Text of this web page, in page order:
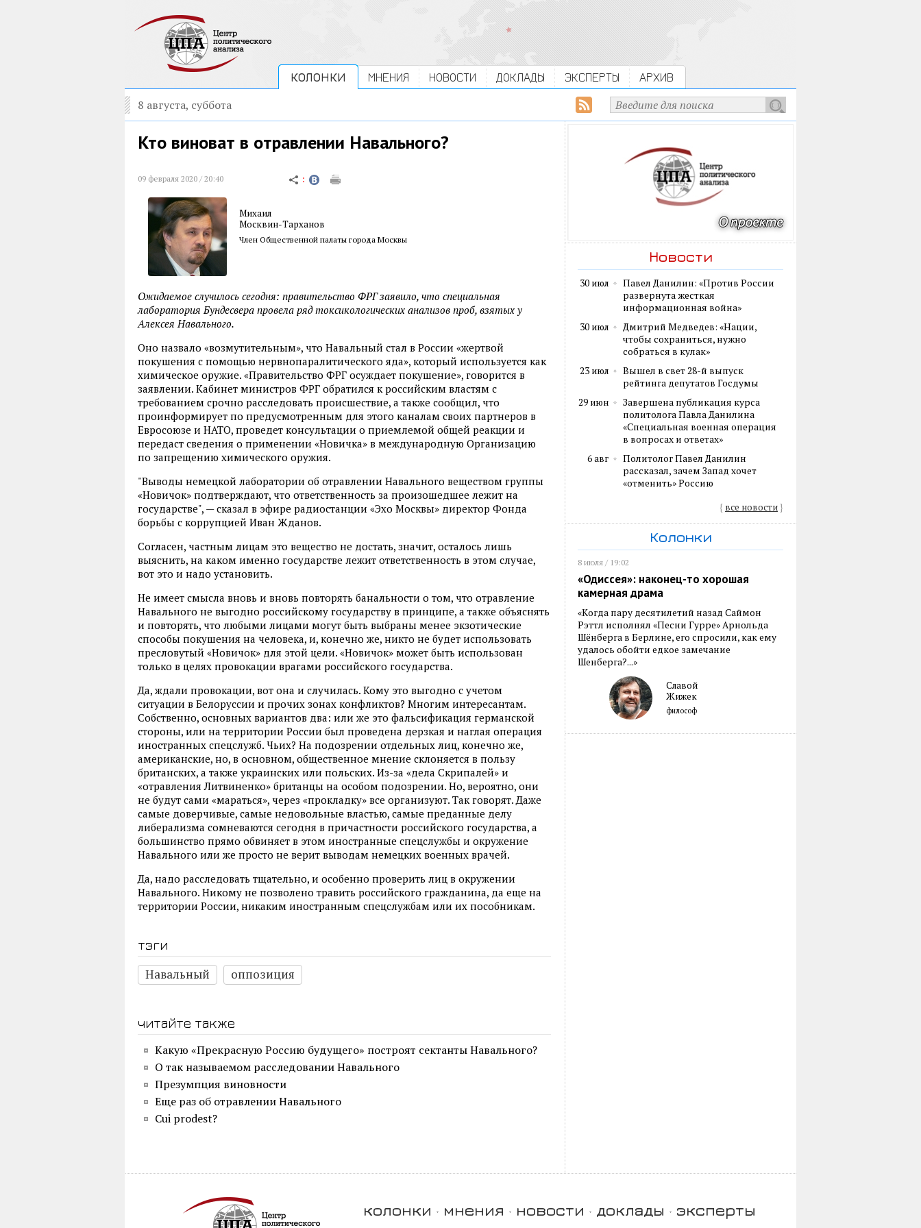
КОЛОНКИ МНЕНИЯ НОВОСТИ ДОКЛАДЫ ЭКСПЕРТЫ АРХИВ
8 августа, суббота
Кто виноват в отравлении Навального?
09 февраля 2020 / 20:40
Михаил
Москвин-Тарханов
Член Общественной палаты города Москвы
Ожидаемое случилось сегодня: правительство ФРГ заявило, что специальная
лаборатория Бундесвера провела ряд токсикологических анализов проб, взятых у
Алексея Навального.
Оно назвало «возмутительным», что Навальный стал в России «жертвой
покушения с помощью нервнопаралитического яда», который используется как
химическое оружие. «Правительство ФРГ осуждает покушение», говорится в
заявлении. Кабинет министров ФРГ обратился к российским властям с
требованием срочно расследовать происшествие, а также сообщил, что
проинформирует по предусмотренным для этого каналам своих партнеров в
Евросоюзе и НАТО, проведет консультации о приемлемой общей реакции и
передаст сведения о применении «Новичка» в международную Организацию
по запрещению химического оружия.
"Выводы немецкой лаборатории об отравлении Навального веществом группы
«Новичок» подтверждают, что ответственность за произошедшее лежит на
государстве", — сказал в эфире радиостанции «Эхо Москвы» директор Фонда
борьбы с коррупцией Иван Жданов.
Согласен, частным лицам это вещество не достать, значит, осталось лишь
выяснить, на каком именно государстве лежит ответственность в этом случае,
вот это и надо установить.
Не имеет смысла вновь и вновь повторять банальности о том, что отравление
Навального не выгодно российскому государству в принципе, а также объяснять
и повторять, что любыми лицами могут быть выбраны менее экзотические
способы покушения на человека, и, конечно же, никто не будет использовать
пресловутый «Новичок» для этой цели. «Новичок» может быть использован
только в целях провокации врагами российского государства.
Да, ждали провокации, вот она и случилась. Кому это выгодно с учетом
ситуации в Белоруссии и прочих зонах конфликтов? Многим интересантам.
Собственно, основных вариантов два: или же это фальсификация германской
стороны, или на территории России был проведена дерзкая и наглая операция
иностранных спецслужб. Чьих? На подозрении отдельных лиц, конечно же,
американские, но, в основном, общественное мнение склоняется в пользу
британских, а также украинских или польских. Из-за «дела Скрипалей» и
«отравления Литвиненко» британцы на особом подозрении. Но, вероятно, они
не будут сами «мараться», через «прокладку» все организуют. Так говорят. Даже
самые доверчивые, самые недовольные властью, самые преданные делу
либерализма сомневаются сегодня в причастности российского государства, а
большинство прямо обвиняет в этом иностранные спецслужбы и окружение
Навального или же просто не верит выводам немецких военных врачей.
Да, надо расследовать тщательно, и особенно проверить лиц в окружении
Навального. Никому не позволено травить российского гражданина, да еще на
территории России, никаким иностранным спецслужбам или их пособникам.
тэги
Навальный
оппозиция
читайте также
Какую «Прекрасную Россию будущего» построят сектанты Навального?
О так называемом расследовании Навального
Презумпция виновности
Еще раз об отравлении Навального
Сui prodest?
Новости
30 июл
Павел Данилин: «Против России
развернута жесткая
информационная война»
30 июл
Дмитрий Медведев: «Нации,
чтобы сохраниться, нужно
собраться в кулак»
23 июл
Вышел в свет 28-й выпуск
рейтинга депутатов Госдумы
29 июн
Завершена публикация курса
политолога Павла Данилина
«Специальная военная операция
в вопросах и ответах»
6 авг
Политолог Павел Данилин
рассказал, зачем Запад хочет
«отменить» Россию
{ все новости}
Колонки
8 июля / 19:02
«Одиссея»: наконец-то хорошая
камерная драма
«Когда пару десятилетий назад Саймон
Рэттл исполнял «Песни Гурре» Арнольда
Шёнберга в Берлине, его спросили, как ему
удалось обойти едкое замечание
Шенберга?...»
Славой
Жижек
философ
колонки мнения новости доклады
эксперты